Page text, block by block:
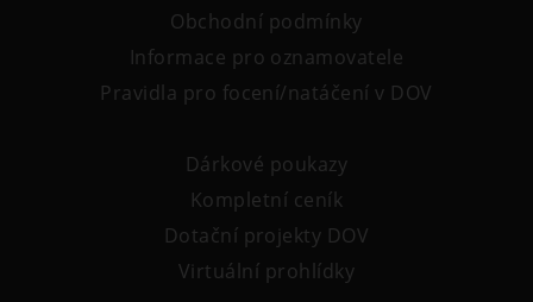
Obchodní podmínky
Informace pro oznamovatele
Pravidla pro focení/natáčení v DOV
Dárkové poukazy
Kompletní ceník
Dotační projekty DOV
Virtuální prohlídky